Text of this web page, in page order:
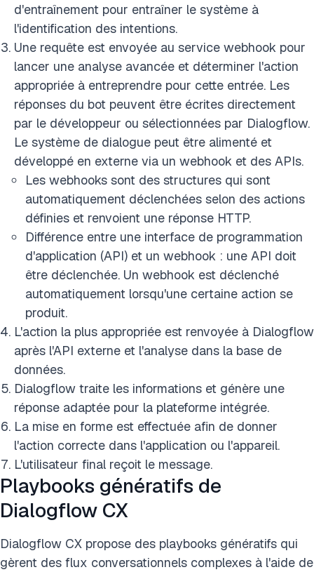
d'entraînement pour entraîner le système à
l'identification des intentions.
Une requête est envoyée au service webhook pour
lancer une analyse avancée et déterminer l'action
appropriée à entreprendre pour cette entrée. Les
réponses du bot peuvent être écrites directement
par le développeur ou sélectionnées par Dialogflow.
Le système de dialogue peut être alimenté et
développé en externe via un webhook et des APIs.
Les webhooks sont des structures qui sont
automatiquement déclenchées selon des actions
définies et renvoient une réponse HTTP.
Différence entre une interface de programmation
d'application (API) et un webhook : une API doit
être déclenchée. Un webhook est déclenché
automatiquement lorsqu'une certaine action se
produit.
L'action la plus appropriée est renvoyée à Dialogflow
après l'API externe et l'analyse dans la base de
données.
Dialogflow traite les informations et génère une
réponse adaptée pour la plateforme intégrée.
La mise en forme est effectuée afin de donner
l'action correcte dans l'application ou l'appareil.
L'utilisateur final reçoit le message.
Playbooks génératifs de
Dialogflow CX
Dialogflow CX propose des playbooks génératifs qui
gèrent des flux conversationnels complexes à l'aide de